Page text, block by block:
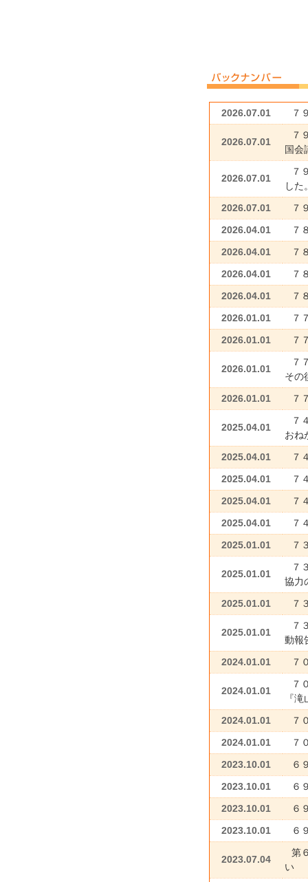
2026.07.01 ７
2026.07.01
７
国会
2026.07.01
７
した
2026.07.01 ７
2026.04.01 ７
2026.04.01 ７
2026.04.01 ７
2026.04.01 ７
2026.01.01 ７
2026.01.01 ７
2026.01.01
７
その
2026.01.01 ７
2025.04.01
７
おね
2025.04.01 ７
2025.04.01 ７
2025.04.01 ７
2025.04.01 ７
2025.01.01 ７
2025.01.01
７
協力
2025.01.01 ７
2025.01.01
７
動
2024.01.01 ７
2024.01.01
７
『
2024.01.01 ７
2024.01.01 ７
2023.10.01 ６
2023.10.01 ６
2023.10.01 ６
2023.10.01 ６
2023.07.04
第
い